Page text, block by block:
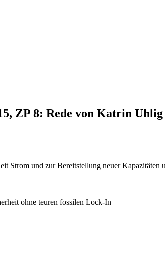
ZP 8: Rede von Katrin Uhlig
Strom und zur Bereitstellung neuer
ohne teuren fossilen Lock-In